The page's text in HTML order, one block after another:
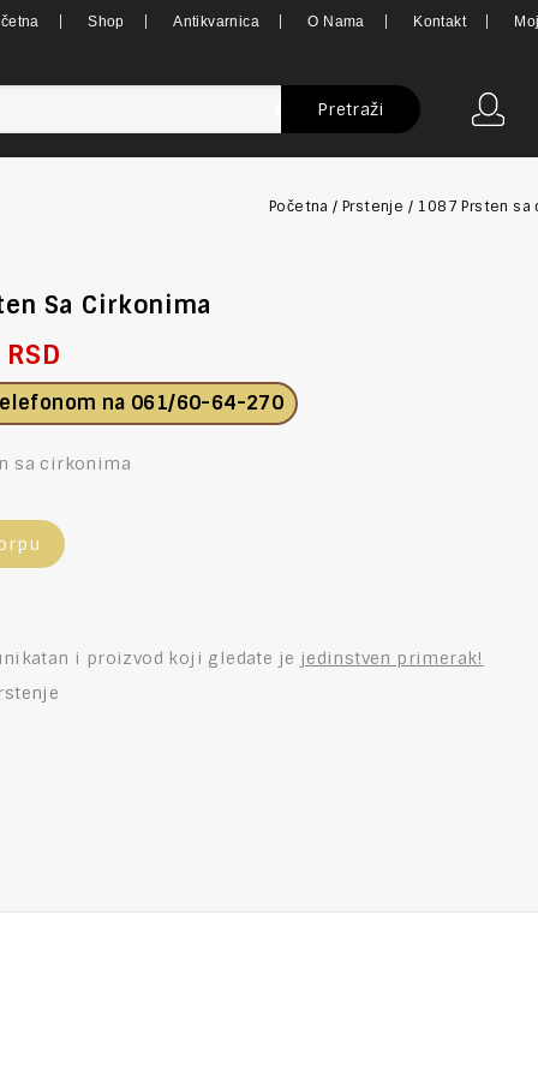
Shop Antikvarnica O Nama Kontakt
Pretraži
Početna / Prstenje / 1087 Prsten sa
Sa Cirkonima
RSD
na 061/60-64-270
sa cirkonima
i proizvod koji gledate je jedinstven primerak!